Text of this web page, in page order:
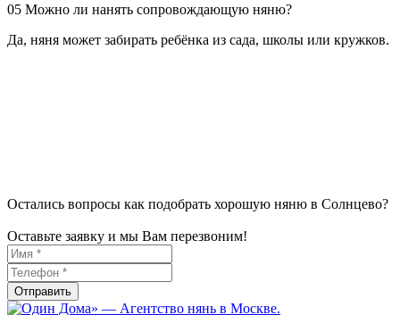
05 Можно ли нанять сопровождающую няню?
Да, няня может забирать ребёнка из сада, школы или кружков.
Остались вопросы как подобрать хорошую няню в Солнцево?
Оставьте заявку и мы Вам перезвоним!